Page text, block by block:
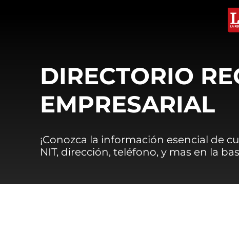
DIRECTORIO
EMPRESARIAL
¡Conozca la información esencial de
NIT, dirección, teléfono, y mas en la